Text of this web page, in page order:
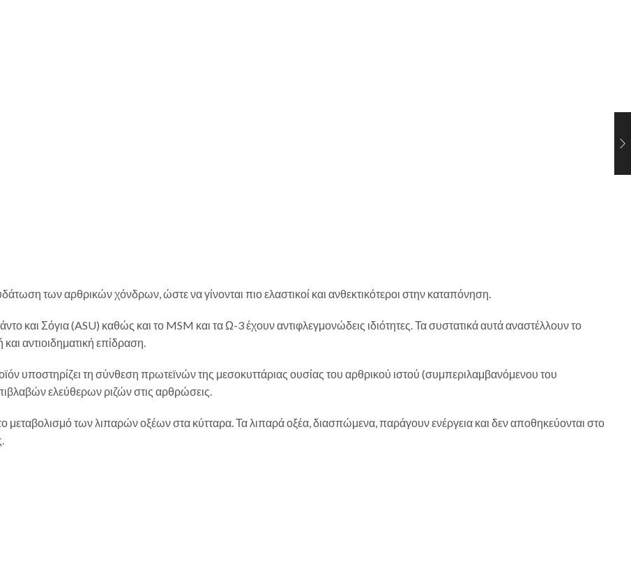
των αρθρικών χόνδρων, ώστε να γίνονται πιο ελαστικοί και ανθεκτικότεροι στην καταπόνηση.
και Σόγια (ASU) καθώς και το MSM και τα Ω-3 έχουν αντιφλεγμονώδεις ιδιότητες. Τα συστατικά αυτά αναστέλλουν το
αντιοιδηματική επίδραση.
υποστηρίζει τη σύνθεση πρωτεϊνών της μεσοκυττάριας ουσίας του αρθρικού ιστού (συμπεριλαμβανόμενου του
ελεύθερων ριζών στις αρθρώσεις.
μεταβολισμό των λιπαρών οξέων στα κύτταρα. Τα λιπαρά οξέα, διασπώμενα, παράγουν ενέργεια και δεν αποθηκεύονται στο